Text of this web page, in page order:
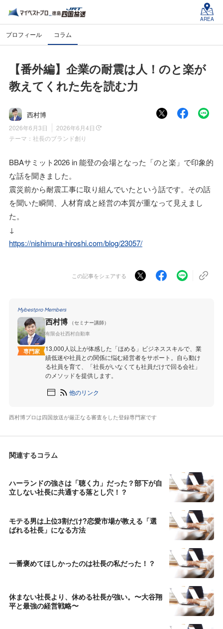
AREA
プロフィール コラム
【番外編】企業の耐震は人！のと楽が
教えてくれた先を読む力
西村博
2026年6月3日
2026年6月4日
テーマ： 社長のブランド創り
BBAサミット2026 in 能登の会場となった「のと楽」で印象的
な話を聞きました。
震災前から耐震工事に取り組んでいたという話です。その話
を聞いた瞬間、人材育成と経営の本質が重なって見えまし
た。
↓
https://nishimura-hiroshi.com/blog/23057/
この記事をシェアする
Mybestpro Members
専門家
西村博
（セミナー講師）
有限会社西村自動車
13,000人以上が体感した「ほめる」ビジネススキルで、業
績低迷や社員との関係に悩む経営者をサポート。自ら動け
る社員を育て、「社長がいなくても社員だけで回る会社」
のメソッドを提供します。
他のリンク
西村博プロは四国放送が厳正なる審査をした登録専門家です
関連するコラム
ハーランドの強さは「聴く力」だった？部下が自
立しない社長に共通する落とし穴！？
モテる男は上位3割だけ?恋愛市場が教える「選
ばれる社長」になる方法
一番褒めてほしかったのは社長の私だった！？
休まない社長より、休める社長が強い。〜大谷翔
平と最強の経営戦略〜